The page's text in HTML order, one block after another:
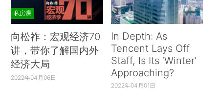
私房课
向松祚：宏观经济70
讲，带你了解国内外
经济大局
2022年04月06日
In Depth: As
Tencent Lays Off
Staff, Is Its ‘Winter’
Approaching?
2022年04月01日